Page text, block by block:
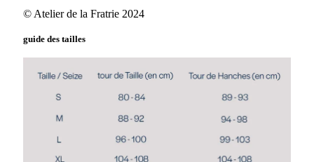
© Atelier de la Fratrie 2024
guide des tailles